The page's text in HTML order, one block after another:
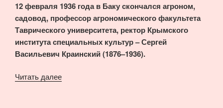
12 февраля 1936 года в Баку скончался агроном,
садовод, профессор агрономического факультета
Таврического университета, ректор Крымского
института специальных культур – Сергей
Васильевич Краинский (1876–1936).
Читать далее«12